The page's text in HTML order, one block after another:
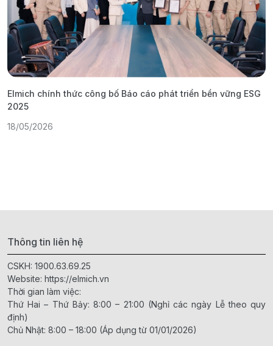
Elmich chính thức công bố Báo cáo phát triển bền vững ESG
2025
18/05/2026
Thông tin liên hệ
CSKH: 1900.63.69.25
Website: https://elmich.vn
Thời gian làm việc:
Thứ Hai – Thứ Bảy: 8:00 – 21:00 (Nghỉ các ngày Lễ theo quy
định)
Chủ Nhật: 8:00 – 18:00 (Áp dụng từ 01/01/2026)